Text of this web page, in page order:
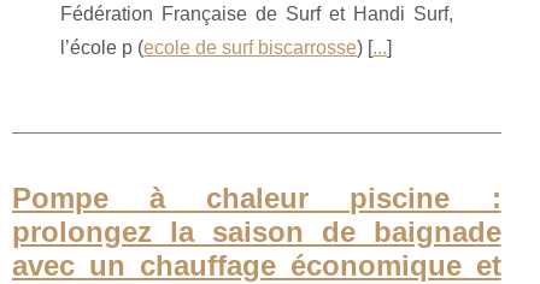
Fédération Française de Surf et Handi Surf,
l’école p (ecole de surf biscarrosse) [...]
Pompe à chaleur piscine :
prolongez la saison de baignade
avec un chauffage économique et